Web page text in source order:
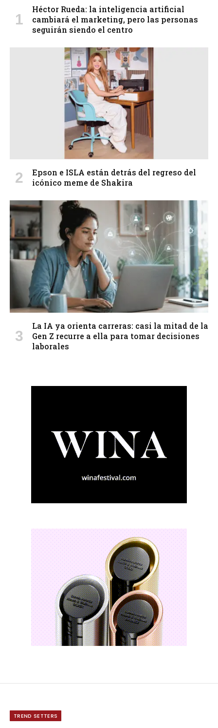
Héctor Rueda: la inteligencia artificial
cambiará el marketing, pero las personas
seguirán siendo el centro
Epson e ISLA están detrás del regreso del
icónico meme de Shakira
La IA ya orienta carreras: casi la mitad de la
Gen Z recurre a ella para tomar decisiones
laborales
TREND SETTERS